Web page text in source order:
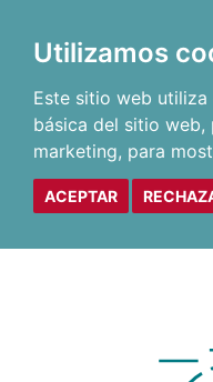
Utilizamos
Este sitio web
básica del sitio web,
marketing, para
ACEPTAR